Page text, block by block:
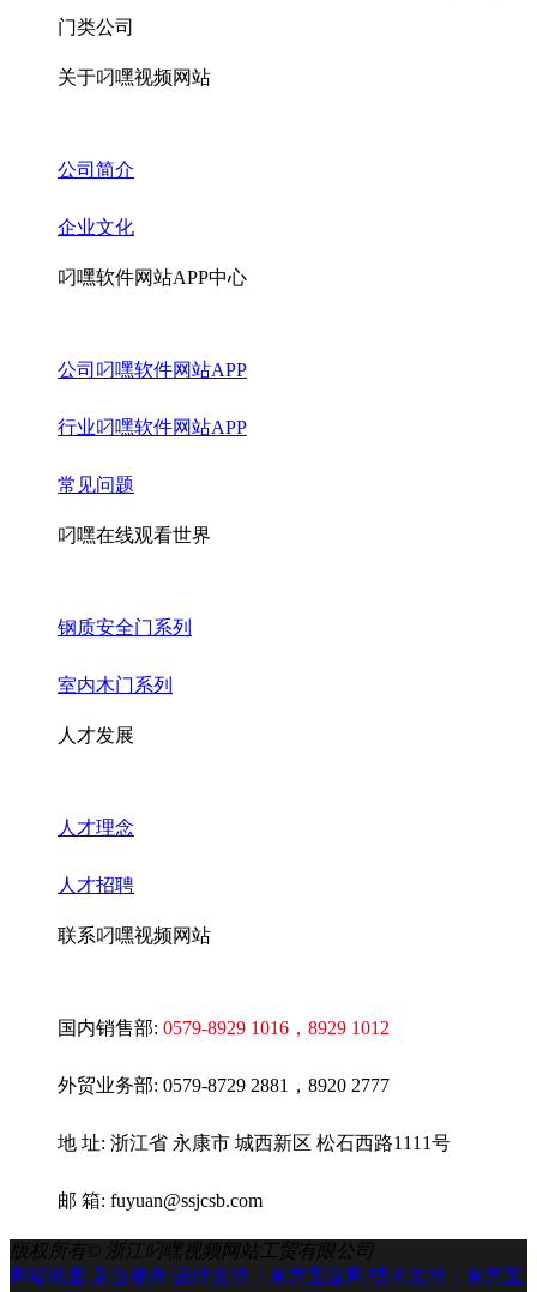
门类公司
关于叼嘿视频网站
公司简介
企业文化
叼嘿软件网站APP中心
公司叼嘿软件网站APP
行业叼嘿软件网站APP
常见问题
叼嘿在线观看世界
钢质安全门系列
室内木门系列
人才发展
人才理念
人才招聘
联系叼嘿视频网站
国内销售部: 0579-8929 1016 ，8929 1012
外贸业务部: 0579-8729 2881，8920 2777
地 址: 浙江省 永康市 城西新区 松石西路1111号
邮 箱: fuyuan@ssjcsb.com
版权所有©
浙江叼嘿视频网站工贸有限公司
网站地图 后台登录 设计支持：东方五金网 技术支持：东方五